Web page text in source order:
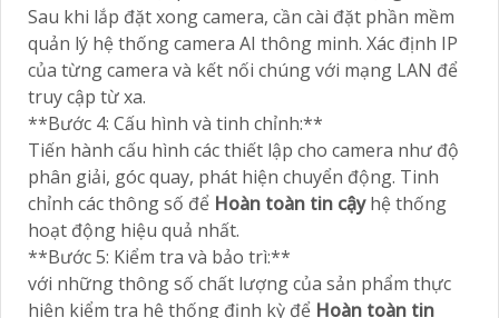
Sau khi lắp đặt xong camera, cần cài đặt phần mềm
quản lý hệ thống camera AI thông minh. Xác định IP
của từng camera và kết nối chúng với mạng LAN để
truy cập từ xa.
**Bước 4: Cấu hình và tinh chỉnh:**
Tiến hành cấu hình các thiết lập cho camera như độ
phân giải, góc quay, phát hiện chuyển động. Tinh
chỉnh các thông số để Hoàn toàn tin cậyhệ thống
hoạt động hiệu quả nhất.
**Bước 5: Kiểm tra và bảo trì:**
với những thông số chất lượng của sản phẩm thực
hiện kiểm tra hệ thống định kỳ để Hoàn toàn tin